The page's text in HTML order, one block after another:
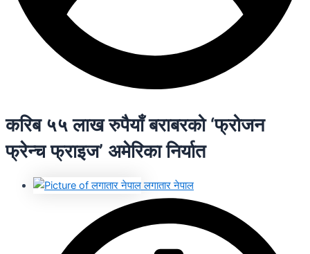
करिब ५५ लाख रुपैयाँ बराबरको ‘फ्रोजन
फ्रेन्च फ्राइज’ अमेरिका निर्यात
लगातार नेपाल